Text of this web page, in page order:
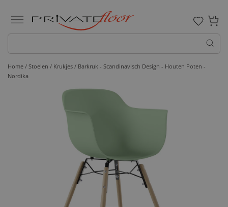
0
Home / Stoelen / Krukjes / Barkruk - Scandinavisch Design - Houten Poten -
Nordika